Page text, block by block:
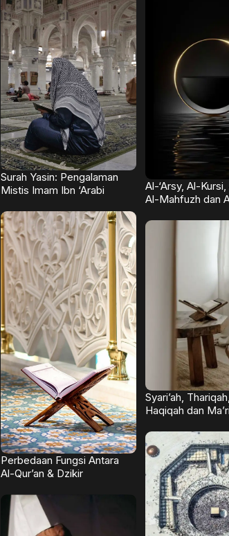
Surah Yasin: Pengalaman
Mistis Imam Ibn ‘Arabi
Al-‘Arsy, Al-
Al-Mahfuzh dan
Perbedaan Fungsi Antara
Al-Qur’an & Dzikir
Syari’ah, Thariqah,
Haqiqah dan